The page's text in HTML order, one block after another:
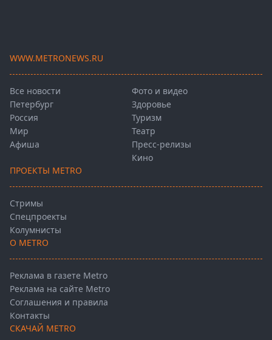
WWW.METRONEWS.RU
Все новости
Петербург
Россия
Мир
Афиша
Фото и видео
Здоровье
Туризм
Театр
Пресс-релизы
Кино
ПРОЕКТЫ METRO
Стримы
Спецпроекты
Колумнисты
О METRO
Реклама в газете Metro
Реклама на сайте Metro
Соглашения и правила
Контакты
СКАЧАЙ METRO